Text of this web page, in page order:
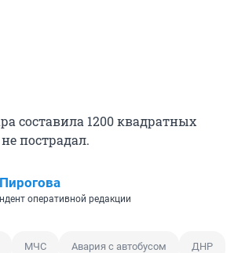
составила 1200 квадратных
пострадал.
оперативной редакции
МЧС Авария с автобусом ДНР